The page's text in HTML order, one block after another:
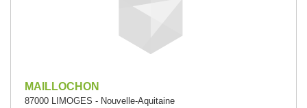
MAILLOCHON
87000 LIMOGES - Nouvelle-Aquitaine